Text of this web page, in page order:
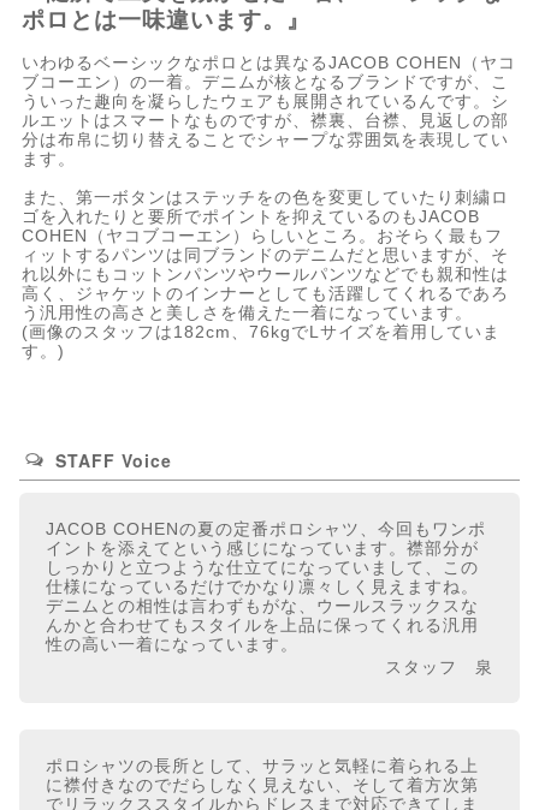
ポロとは一味違います。』
いわゆるベーシックなポロとは異なるJACOB COHEN（ヤコ
ブコーエン）の一着。デニムが核となるブランドですが、こ
ういった趣向を凝らしたウェアも展開されているんです。シ
ルエットはスマートなものですが、襟裏、台襟、見返しの部
分は布帛に切り替えることでシャープな雰囲気を表現してい
ます。
また、第一ボタンはステッチをの色を変更していたり刺繍ロ
ゴを入れたりと要所でポイントを抑えているのもJACOB
COHEN（ヤコブコーエン）らしいところ。おそらく最もフ
ィットするパンツは同ブランドのデニムだと思いますが、そ
れ以外にもコットンパンツやウールパンツなどでも親和性は
高く、ジャケットのインナーとしても活躍してくれるであろ
う汎用性の高さと美しさを備えた一着になっています。
(画像のスタッフは182cm、76kgでLサイズを着用していま
す。)
STAFF Voice
JACOB COHENの夏の定番ポロシャツ、今回もワンポ
イントを添えてという感じになっています。襟部分が
しっかりと立つような仕立てになっていまして、この
仕様になっているだけでかなり凛々しく見えますね。
デニムとの相性は言わずもがな、ウールスラックスな
んかと合わせてもスタイルを上品に保ってくれる汎用
性の高い一着になっています。
スタッフ 泉
ポロシャツの長所として、サラッと気軽に着られる上
に襟付きなのでだらしなく見えない、そして着方次第
でリラックススタイルからドレスまで対応できてしま